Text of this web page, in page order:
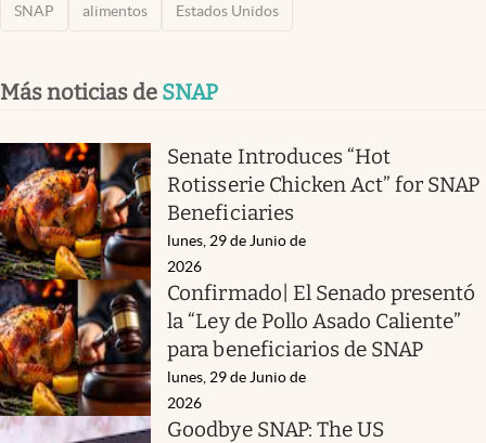
SNAP alimentos Estados Unidos
Más noticias de SNAP
Senate Introduces “Hot
Rotisserie Chicken Act” for SNAP
Beneficiaries
lunes, 29 de Junio de
2026
Confirmado| El Senado presentó
la “Ley de Pollo Asado Caliente”
para beneficiarios de SNAP
lunes, 29 de Junio de
2026
Goodbye SNAP: The US